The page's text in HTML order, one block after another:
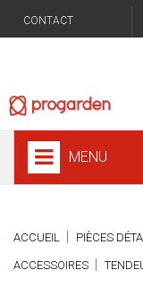
CONTACT
MENU
ACCUEIL PIÈCES
ACCESSOIRES